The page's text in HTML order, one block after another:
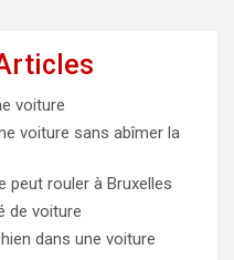
voiture
voiture sans abîmer la
peut rouler à Bruxelles
de voiture
dans une voiture